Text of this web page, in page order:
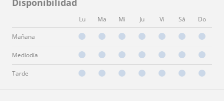
Disponibilidad
Lu Ma Mi Ju Vi Sá Do
Mañana
Mediodía
Tarde